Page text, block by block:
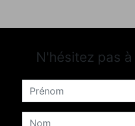
N'hésitez pas